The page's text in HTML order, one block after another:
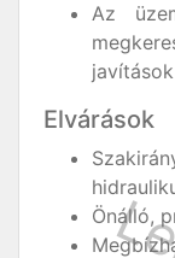
Az
Elvárások
Önálló,